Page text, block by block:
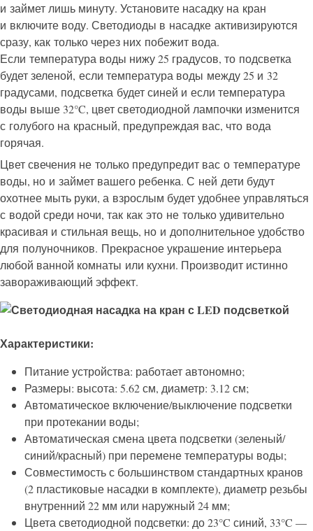
и займет лишь минуту. Установите насадку на кран
и включите воду. Светодиоды в насадке активизируются
сразу, как только через них побежит вода.
Если температура воды нижу 25 градусов, то подсветка
будет зеленой, если температура воды между 25 и 32
градусами, подсветка будет синей и если температура
воды выше 32°C, цвет светодиодной лампочки изменится
с голубого на красный, предупреждая вас, что вода
горячая.
Цвет свечения не только предупредит вас о температуре
воды, но и займет вашего ребенка. С ней дети будут
охотнее мыть руки, а взрослым будет удобнее управляться
с водой среди ночи, так как это не только удивительно
красивая и стильная вещь, но и дополнительное удобство
для полуночников. Прекрасное украшение интерьера
любой ванной комнаты или кухни. Производит истинно
завораживающий эффект.
Характеристики:
Питание устройства: работает автономно;
Размеры: высота: 5.62 см, диаметр: 3.12 см;
Автоматическое включение/выключение подсветки
при протекании воды;
Автоматическая смена цвета подсветки (зеленый/
синий/красный) при перемене температуры воды;
Совместимость с большинством стандартных кранов
(2 пластиковые насадки в комплекте), диаметр резьбы
внутренний 22 мм или наружный 24 мм;
Цвета светодиодной подсветки: до 23°C синий, 33°C —